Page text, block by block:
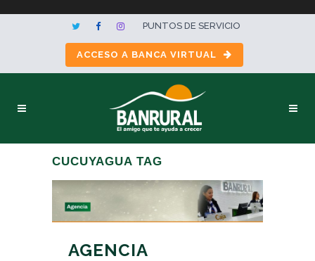
PUNTOS DE SERVICIO
ACCESO A BANCA VIRTUAL
CUCUYAGUA TAG
AGENCIA